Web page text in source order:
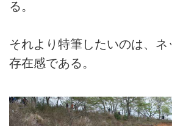
る。
それより特筆したいのは、ネ
存在感である。